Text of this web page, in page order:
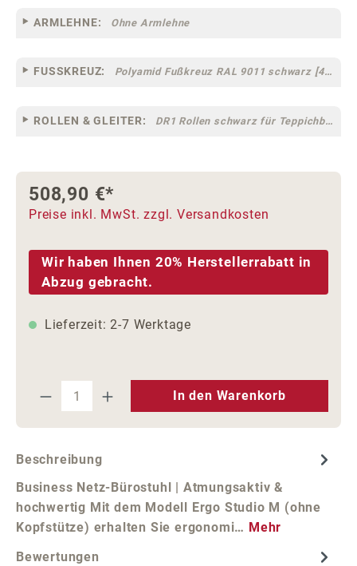
ARMLEHNE: Ohne Armlehne
FUSSKREUZ: Polyamid Fußkreuz RAL 9011 schwarz [47]
ROLLEN & GLEITER: DR1 Rollen schwarz für Teppichböden [10]
508,90 €*
Preise inkl. MwSt. zzgl. Versandkosten
Wir haben Ihnen 20% Herstellerrabatt in
Abzug gebracht.
Lieferzeit: 2-7 Werktage
Produkt Anzahl: Gib den
In den Warenkorb
Beschreibung
Business Netz-Bürostuhl | Atmungsaktiv &
hochwertig Mit dem Modell Ergo Studio M (ohne
Kopfstütze) erhalten Sie ergonomi… Mehr
Bewertungen